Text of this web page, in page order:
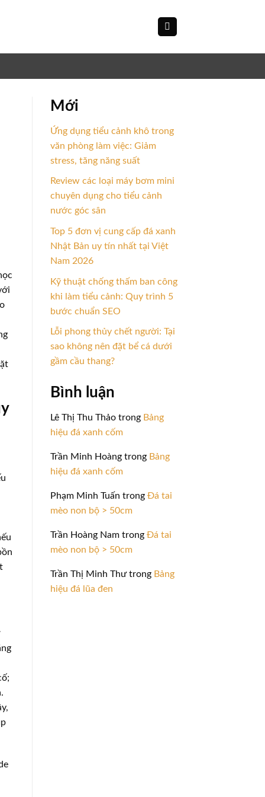
Mới
Ứng dụng tiểu cảnh khô trong
văn phòng làm việc: Giảm
stress, tăng năng suất
Review các loại máy bơm mini
chuyên dụng cho tiểu cảnh
nước góc sân
Top 5 đơn vị cung cấp đá xanh
Nhật Bản uy tín nhất tại Việt
Nam 2026
Kỹ thuật chống thấm ban công
khi làm tiểu cảnh: Quy trình 5
bước chuẩn SEO
Lỗi phong thủy chết người: Tại
sao không nên đặt bể cá dưới
gầm cầu thang?
Bình luận
Lê Thị Thu Thảotrong Bảng
hiệu đá xanh cốm
Trần Minh Hoàngtrong Bảng
hiệu đá xanh cốm
Phạm Minh Tuấn trong Đá tai
mèo non bộ > 50cm
Trần Hoàng Namtrong Đá tai
mèo non bộ > 50cm
Trần Thị Minh Thưtrong Bảng
hiệu đá lũa đen